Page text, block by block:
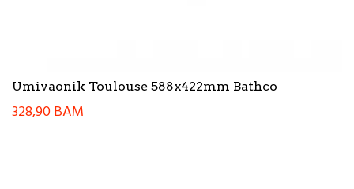
Umivaonik Toulouse 588x422mm Bathco
328,90BAM